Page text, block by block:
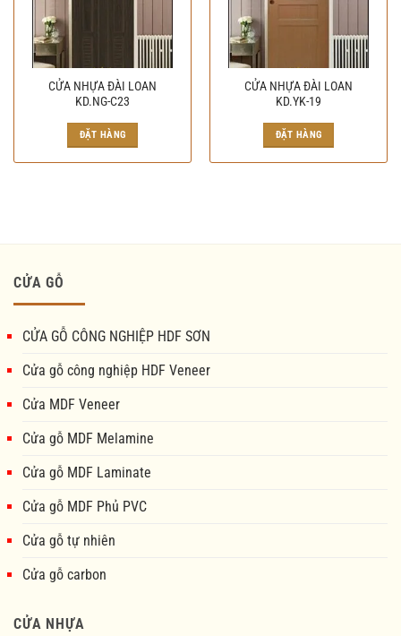
CỬA NHỰA ĐÀI LOAN
KD.NG-C23
ĐẶT HÀNG
CỬA NHỰA ĐÀI LOAN
KD.YK-19
gốc
là:
1.560.000₫.
hiện
tại
là:
1.500.000₫.
ĐẶT HÀNG
CỬA GỖ
CỬA GỖ CÔNG NGHIỆP HDF SƠN
Cửa gỗ công nghiệp HDF Veneer
Cửa MDF Veneer
Cửa gỗ MDF Melamine
Cửa gỗ MDF Laminate
Cửa gỗ MDF Phủ PVC
Cửa gỗ tự nhiên
Cửa gỗ carbon
CỬA NHỰA